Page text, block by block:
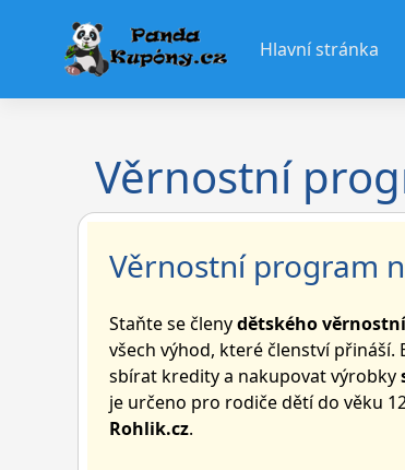
Hlavní stránka
Věrnostní
Věrnostní program
Staňte se členydětského
všech výhod, které členství přináší.
sbírat kredity a nakupovat výrobky
je určeno pro rodiče dětí do věku
Rohlik.cz.